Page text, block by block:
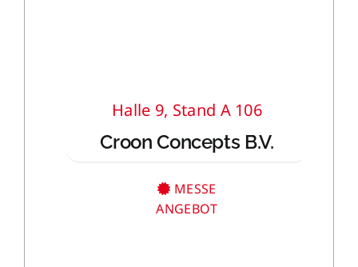
Halle 9, Stand A 106
Croon Concepts B.V.
MESSE
ANGEBOT